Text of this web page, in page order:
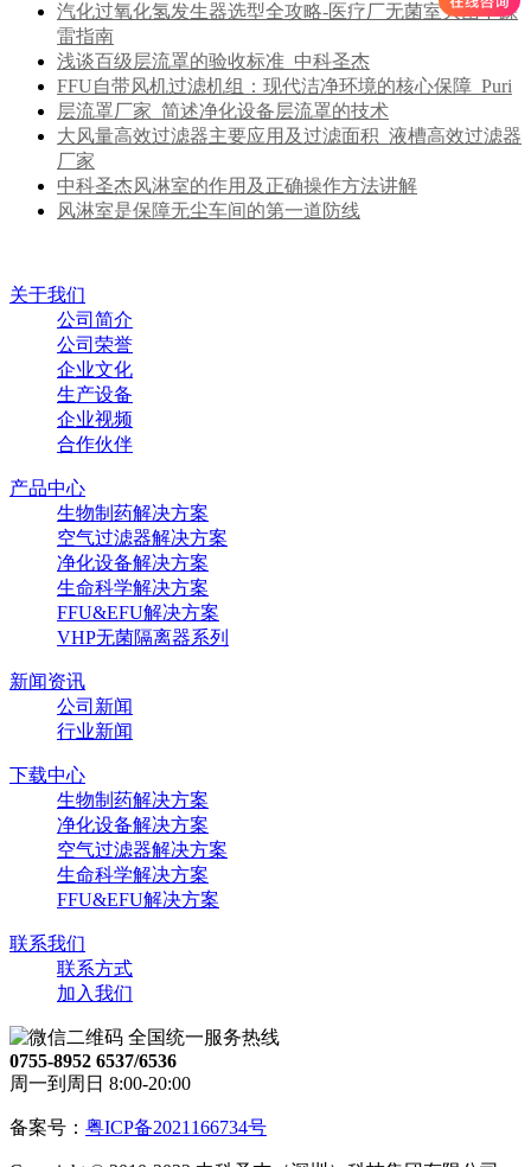
汽化过氧化氢发生器选型全攻略-医疗厂无菌室灭菌不踩
雷指南
浅谈百级层流罩的验收标准_中科圣杰
FFU自带风机过滤机组：现代洁净环境的核心保障_Puri
层流罩厂家_简述净化设备层流罩的技术
大风量高效过滤器主要应用及过滤面积_液槽高效过滤器
厂家
中科圣杰风淋室的作用及正确操作方法讲解
风淋室是保障无尘车间的第一道防线
关于我们
公司简介
公司荣誉
企业文化
生产设备
企业视频
合作伙伴
产品中心
生物制药解决方案
空气过滤器解决方案
净化设备解决方案
生命科学解决方案
FFU&EFU解决方案
VHP无菌隔离器系列
新闻资讯
公司新闻
行业新闻
下载中心
生物制药解决方案
净化设备解决方案
空气过滤器解决方案
生命科学解决方案
FFU&EFU解决方案
联系我们
联系方式
加入我们
全国统一服务热线
0755-8952 6537/6536
周一到周日 8:00-20:00
备案号： 粤ICP备2021166734号